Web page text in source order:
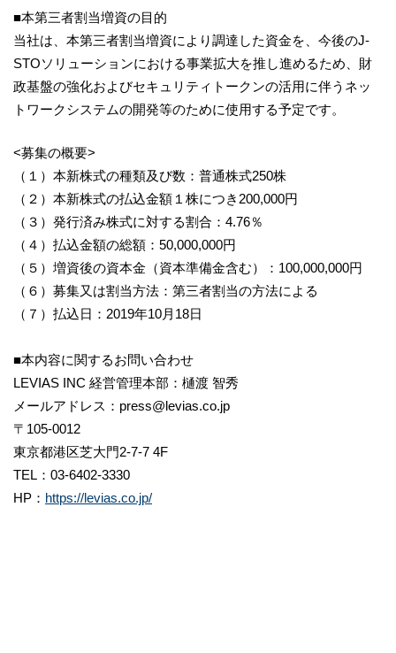
■本第三者割当増資の目的
当社は、本第三者割当増資により調達した資金を、今後のJ-
STOソリューションにおける事業拡大を推し進めるため、財
政基盤の強化およびセキュリティトークンの活用に伴うネッ
トワークシステムの開発等のために使用する予定です。
<募集の概要>
（１）本新株式の種類及び数：普通株式250株
（２）本新株式の払込金額１株につき200,000円
（３）発行済み株式に対する割合：4.76％
（４）払込金額の総額：50,000,000円
（５）増資後の資本金（資本準備金含む）：100,000,000円
（６）募集又は割当方法：第三者割当の方法による
（７）払込日：2019年10月18日
■本内容に関するお問い合わせ
LEVIAS INC 経営管理本部：樋渡 智秀
メールアドレス：press@levias.co.jp
〒105-0012
東京都港区芝大門2-7-7 4F
TEL：03-6402-3330
HP： https://levias.co.jp/